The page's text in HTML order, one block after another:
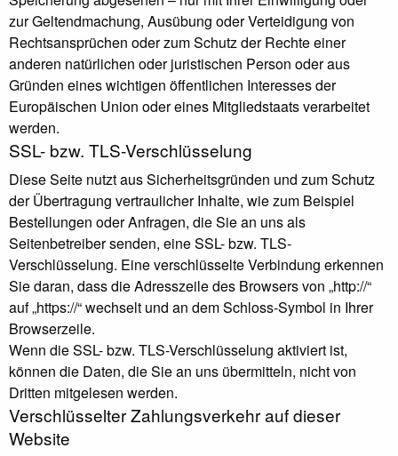
zur Geltendmachung, Ausübung oder Verteidigung von
Rechtsansprüchen oder zum Schutz der Rechte einer
anderen natürlichen oder juristischen Person oder aus
Gründen eines wichtigen öffentlichen Interesses der
Europäischen Union oder eines Mitgliedstaats verarbeitet
werden.
SSL- bzw. TLS-Verschlüsselung
Diese Seite nutzt aus Sicherheitsgründen und zum Schutz
der Übertragung vertraulicher Inhalte, wie zum Beispiel
Bestellungen oder Anfragen, die Sie an uns als
Seitenbetreiber senden, eine SSL- bzw. TLS-
Verschlüsselung. Eine verschlüsselte Verbindung erkennen
Sie daran, dass die Adresszeile des Browsers von „http://“
auf „https://“ wechselt und an dem Schloss-Symbol in Ihrer
Browserzeile.
Wenn die SSL- bzw. TLS-Verschlüsselung aktiviert ist,
können die Daten, die Sie an uns übermitteln, nicht von
Dritten mitgelesen werden.
Verschlüsselter Zahlungsverkehr auf dieser
Website